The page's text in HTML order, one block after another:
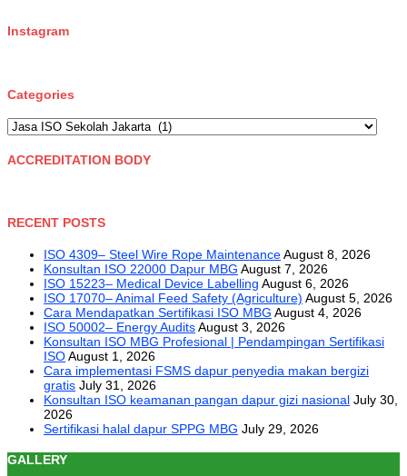
Instagram
Categories
Categories
ACCREDITATION BODY
RECENT POSTS
ISO 4309– Steel Wire Rope MaintenanceAugust 8, 2026
Konsultan ISO 22000 Dapur MBG August 7, 2026
ISO 15223– Medical Device Labelling August 6, 2026
ISO 17070– Animal Feed Safety (Agriculture) August 5, 2026
Cara Mendapatkan Sertifikasi ISO MBG August 4, 2026
ISO 50002– Energy AuditsAugust 3, 2026
Konsultan ISO MBG Profesional | Pendampingan Sertifikasi
ISOAugust 1, 2026
Cara implementasi FSMS dapur penyedia makan bergizi
gratis July 31, 2026
Konsultan ISO keamanan pangan dapur gizi nasional July 30,
2026
Sertifikasi halal dapur SPPG MBG July 29, 2026
GALLERY